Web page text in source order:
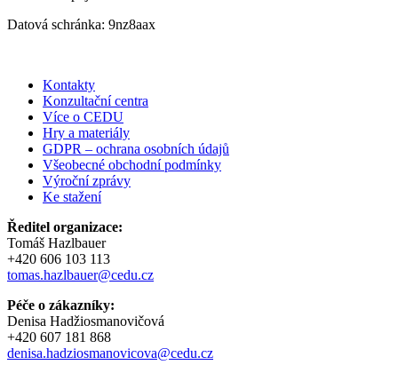
Datová schránka: 9nz8aax
Kontakty
Konzultační centra
Více o CEDU
Hry a materiály
GDPR – ochrana osobních údajů
Všeobecné obchodní podmínky
Výroční zprávy
Ke stažení
Ředitel organizace:
Tomáš Hazlbauer
+420 606 103 113
tomas.hazlbauer@cedu.cz
Péče o zákazníky:
Denisa Hadžiosmanovičová
+420 607 181 868
denisa.hadziosmanovicova@cedu.cz